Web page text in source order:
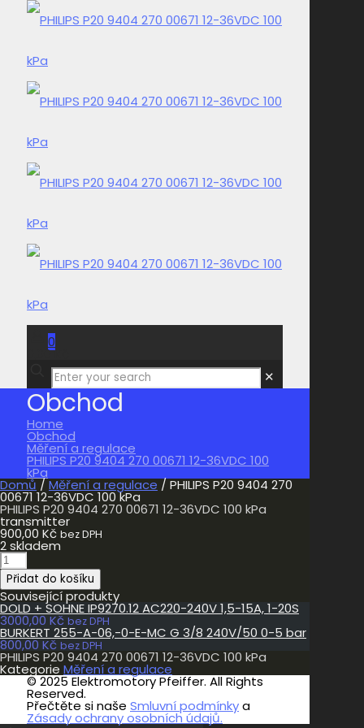
0
0,00 Kč
✕
Obchod
Home
Obchod
Měření a regulace
PHILIPS P20 9404 270 00671 12-36VDC 100
kPa
Domů / Měření a regulace / PHILIPS P20 9404 270
00671 12-36VDC 100 kPa
PHILIPS P20 9404 270 00671 12-36VDC 100 kPa
transmitter
900,00 Kč bez DPH
2 skladem
PHILIPS
P20
9404
270
00671
12-
36VDC
100
kPa
množství
Přidat do košíku
Související produkty
DOLD + SOHNE IP9270.12 AC220-240V 1,5-15A, 1-20S
3000,00 Kč bez DPH
BURKERT 255-A-06,-0-E-MC G 3/8 240V/50 0-5 bar
800,00 Kč bez DPH
PHILIPS P20 9404 270 00671 12-36VDC 100 kPa
Kategorie Měření a regulace
© 2025 Elektromotory Pfeiffer. All Rights
Reserved.
Přečtěte si naše Smluvní podmínkya
Zásady ochrany osobních údajů.